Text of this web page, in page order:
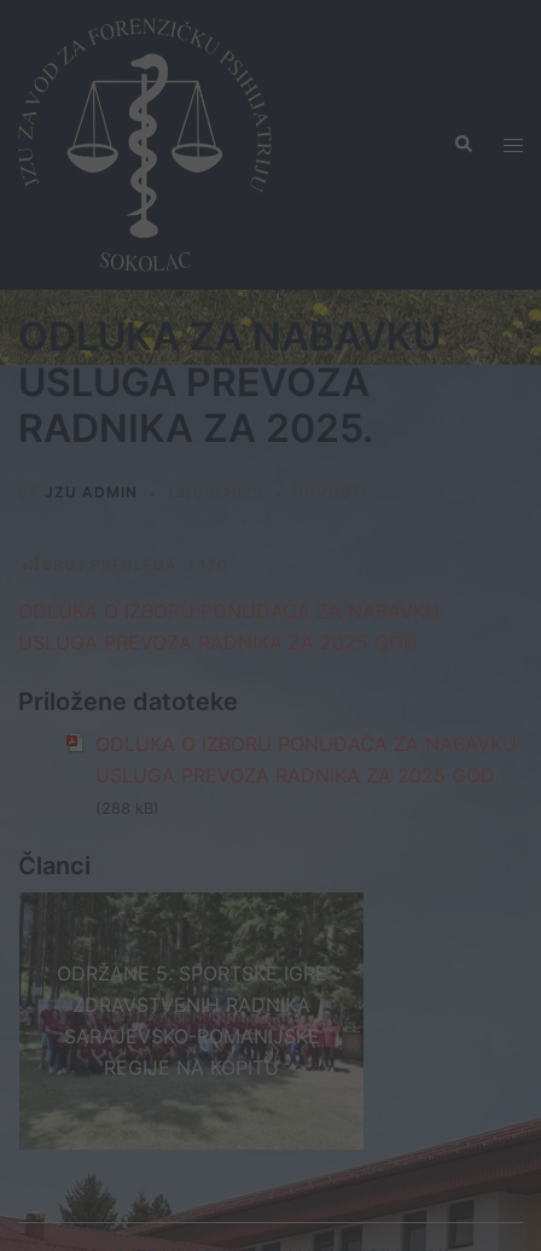
content
Search
ODLUKA ZA NABAVKU
USLUGA PREVOZA
RADNIKA ZA 2025.
JZU ADMIN
USLUGA PREVOZA RADNIKA ZA 2025 GOD.
Priložene datoteke
ODLUKA O IZBORU PONUĐAČA ZA NABAVKU
USLUGA PREVOZA RADNIKA ZA 2025 GOD.
(288 kB)
Članci
ODRŽANE 5. SPORTSKE IGRE
ZDRAVSTVENIH RADNIKA
SARAJEVSKO-ROMANIJSKE
REGIJE NA KOPITU
Post